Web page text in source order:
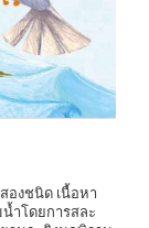
องชนิด เนื้อหา
ำโดยการสละ